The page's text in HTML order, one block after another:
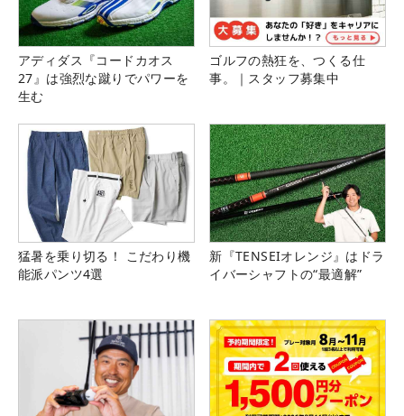
アディダス『コードカオス
27』は強烈な蹴りでパワーを
生む
ゴルフの熱狂を、つくる仕
事。｜スタッフ募集中
猛暑を乗り切る！ こだわり機
能派パンツ4選
新『TENSEIオレンジ』はドラ
イバーシャフトの“最適解”